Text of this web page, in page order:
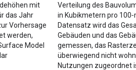
mit
das Jahr
Vorhersage
werden,
Model
Verteilung des
in Kubikmetern pro
Datensatz wird das
Gebäuden und das
gemessen, das
überwiegend nicht
Nutzungen zugeordnet